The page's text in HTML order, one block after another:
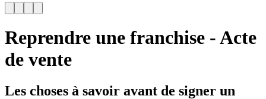
Reprendre une franchise - Acte
de vente
Les choses à savoir avant de signer un